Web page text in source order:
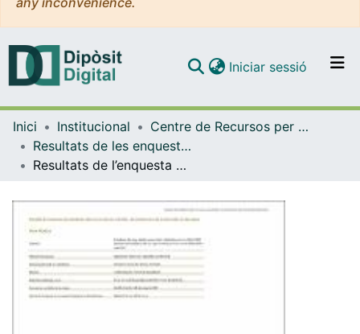
Navega per tot el DD
Iniciar sessió (current)
Inici Institucional
Centre de Recursos per a l'Aprenentatge i la Investigació (CRAI-UB) - Institucional
Resultats de les enquestes de valoració (CRAI-UB)
Resultats de l’enquesta de valoració del CRAI: alumnat (2017)